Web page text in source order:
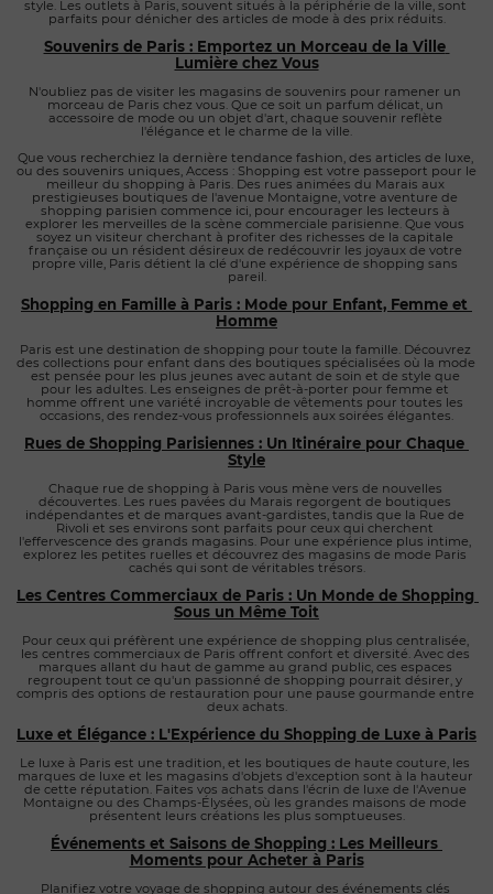
style. Les outlets à Paris, souvent situés à la périphérie de la ville, sont
parfaits pour dénicher des articles de mode à des prix réduits.
Souvenirs de Paris : Emportez un Morceau de la Ville
Lumière chez Vous
N'oubliez pas de visiter les magasins de souvenirs pour ramener un
morceau de Paris chez vous. Que ce soit un parfum délicat, un
accessoire de mode ou un objet d'art, chaque souvenir reflète
l'élégance et le charme de la ville.
Que vous recherchiez la dernière tendance fashion, des articles de luxe,
ou des souvenirs uniques, Access : Shopping est votre passeport pour le
meilleur du shopping à Paris. Des rues animées du Marais aux
prestigieuses boutiques de l'avenue Montaigne, votre aventure de
shopping parisien commence ici, pour encourager les lecteurs à
explorer les merveilles de la scène commerciale parisienne. Que vous
soyez un visiteur cherchant à profiter des richesses de la capitale
française ou un résident désireux de redécouvrir les joyaux de votre
propre ville, Paris détient la clé d'une expérience de shopping sans
pareil.
Shopping en Famille à Paris : Mode pour Enfant, Femme et
Homme
Paris est une destination de shopping pour toute la famille. Découvrez
des collections pour enfant dans des boutiques spécialisées où la mode
est pensée pour les plus jeunes avec autant de soin et de style que
pour les adultes. Les enseignes de prêt-à-porter pour femme et
homme offrent une variété incroyable de vêtements pour toutes les
occasions, des rendez-vous professionnels aux soirées élégantes.
Rues de Shopping Parisiennes : Un Itinéraire pour Chaque
Style
Chaque rue de shopping à Paris vous mène vers de nouvelles
découvertes. Les rues pavées du Marais regorgent de boutiques
indépendantes et de marques avant-gardistes, tandis que la Rue de
Rivoli et ses environs sont parfaits pour ceux qui cherchent
l'effervescence des grands magasins. Pour une expérience plus intime,
explorez les petites ruelles et découvrez des magasins de mode Paris
cachés qui sont de véritables trésors.
Les Centres Commerciaux de Paris : Un Monde de Shopping
Sous un Même Toit
Pour ceux qui préfèrent une expérience de shopping plus centralisée,
les centres commerciaux de Paris offrent confort et diversité. Avec des
marques allant du haut de gamme au grand public, ces espaces
regroupent tout ce qu'un passionné de shopping pourrait désirer, y
compris des options de restauration pour une pause gourmande entre
deux achats.
Luxe et Élégance : L'Expérience du Shopping de Luxe à Paris
Le luxe à Paris est une tradition, et les boutiques de haute couture, les
marques de luxe et les magasins d'objets d'exception sont à la hauteur
de cette réputation. Faites vos achats dans l'écrin de luxe de l'Avenue
Montaigne ou des Champs-Élysées, où les grandes maisons de mode
présentent leurs créations les plus somptueuses.
Événements et Saisons de Shopping : Les Meilleurs
Moments pour Acheter à Paris
Planifiez votre voyage de shopping autour des événements clés